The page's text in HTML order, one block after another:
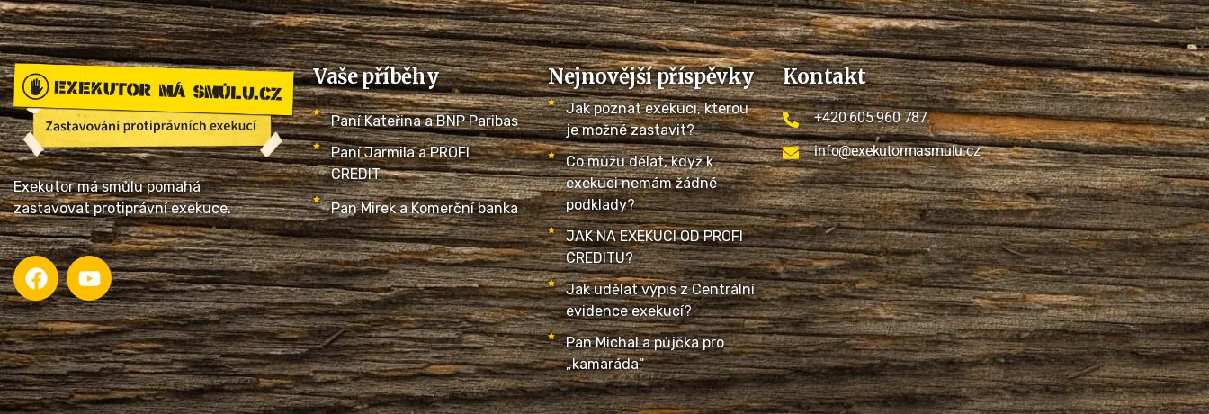
Exekutor má smůlu pomahá
zastavovat protiprávní exekuce.
Vaše příběhy
Paní Kateřina a BNP Paribas
Paní Jarmila a PROFI
CREDIT
Pan Mirek a Komerční banka
Nejnovější příspěvky
Jak poznat exekuci, kterou
je možné zastavit?
Co můžu dělat, když k
exekuci nemám žádné
podklady?
JAK NA EXEKUCI OD PROFI
CREDITU?
Jak udělat výpis z Centrální
evidence exekucí?
Pan Michal a půjčka pro
„kamaráda“
Kontakt
+420 605 960 787
info@exekutormasmulu.cz